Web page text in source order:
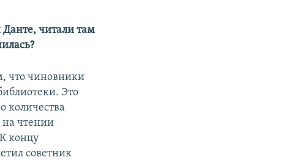
читали там
что чиновники
Это
количества
на чтении
концу
советник